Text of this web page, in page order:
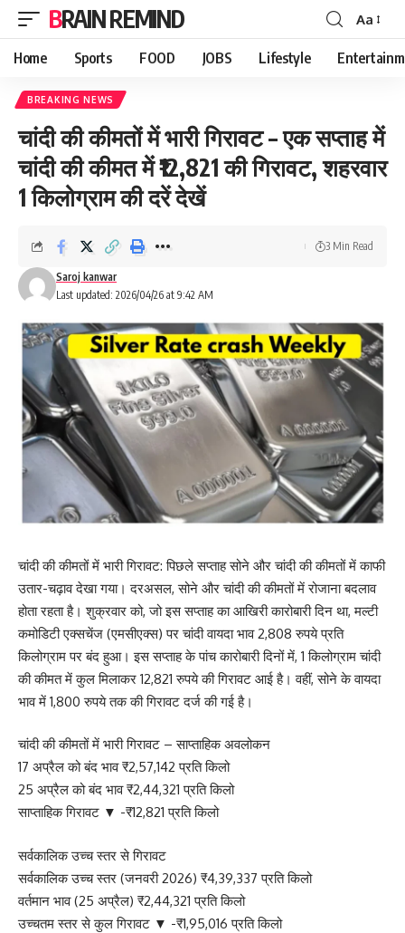
BRAIN REMIND
Font
Resizer
Aa
Home Sports FOOD JOBS Lifestyle
BREAKING NEWS
चांदी की कीमतों में भारी गिरावट – एक सप्ताह में
चांदी की कीमत में ₹12,821 की गिरावट, शहरवार
1 किलोग्राम की दरें देखें
Last updated: 2026/04/26 at 9:42 AM
Saroj kanwar
3 Min Read
चांदी की कीमतों में भारी गिरावट: पिछले सप्ताह सोने और चांदी की कीमतों में काफी
उतार-चढ़ाव देखा गया। दरअसल, सोने और चांदी की कीमतों में रोजाना बदलाव
होता रहता है। शुक्रवार को, जो इस सप्ताह का आखिरी कारोबारी दिन था, मल्टी
कमोडिटी एक्सचेंज (एमसीएक्स) पर चांदी वायदा भाव 2,808 रुपये प्रति
किलोग्राम पर बंद हुआ। इस सप्ताह के पांच कारोबारी दिनों में, 1 किलोग्राम चांदी
की कीमत में कुल मिलाकर 12,821 रुपये की गिरावट आई है। वहीं, सोने के वायदा
भाव में 1,800 रुपये तक की गिरावट दर्ज की गई है।
चांदी की कीमतों में भारी गिरावट – साप्ताहिक अवलोकन
17 अप्रैल को बंद भाव ₹2,57,142 प्रति किलो
25 अप्रैल को बंद भाव ₹2,44,321 प्रति किलो
साप्ताहिक गिरावट ▼ -₹12,821 प्रति किलो
सर्वकालिक उच्च स्तर से गिरावट
सर्वकालिक उच्च स्तर (जनवरी 2026) ₹4,39,337 प्रति किलो
वर्तमान भाव (25 अप्रैल) ₹2,44,321 प्रति किलो
उच्चतम स्तर से कुल गिरावट ▼ -₹1,95,016 प्रति किलो